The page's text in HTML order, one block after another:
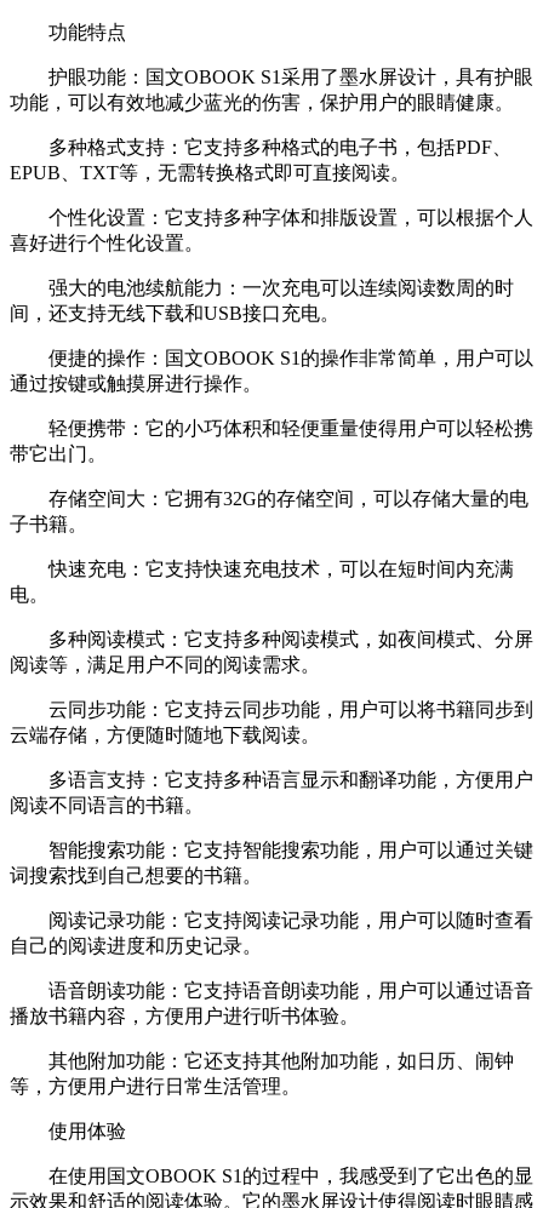
功能特点
护眼功能：国文OBOOK S1采用了墨水屏设计，具有护眼
功能，可以有效地减少蓝光的伤害，保护用户的眼睛健康。
多种格式支持：它支持多种格式的电子书，包括PDF、
EPUB、TXT等，无需转换格式即可直接阅读。
个性化设置：它支持多种字体和排版设置，可以根据个人
喜好进行个性化设置。
强大的电池续航能力：一次充电可以连续阅读数周的时
间，还支持无线下载和USB接口充电。
便捷的操作：国文OBOOK S1的操作非常简单，用户可以
通过按键或触摸屏进行操作。
轻便携带：它的小巧体积和轻便重量使得用户可以轻松携
带它出门。
存储空间大：它拥有32G的存储空间，可以存储大量的电
子书籍。
快速充电：它支持快速充电技术，可以在短时间内充满
电。
多种阅读模式：它支持多种阅读模式，如夜间模式、分屏
阅读等，满足用户不同的阅读需求。
云同步功能：它支持云同步功能，用户可以将书籍同步到
云端存储，方便随时随地下载阅读。
多语言支持：它支持多种语言显示和翻译功能，方便用户
阅读不同语言的书籍。
智能搜索功能：它支持智能搜索功能，用户可以通过关键
词搜索找到自己想要的书籍。
阅读记录功能：它支持阅读记录功能，用户可以随时查看
自己的阅读进度和历史记录。
语音朗读功能：它支持语音朗读功能，用户可以通过语音
播放书籍内容，方便用户进行听书体验。
其他附加功能：它还支持其他附加功能，如日历、闹钟
等，方便用户进行日常生活管理。
使用体验
在使用国文OBOOK S1的过程中，我感受到了它出色的显
示效果和舒适的阅读体验。它的墨水屏设计使得阅读时眼睛感